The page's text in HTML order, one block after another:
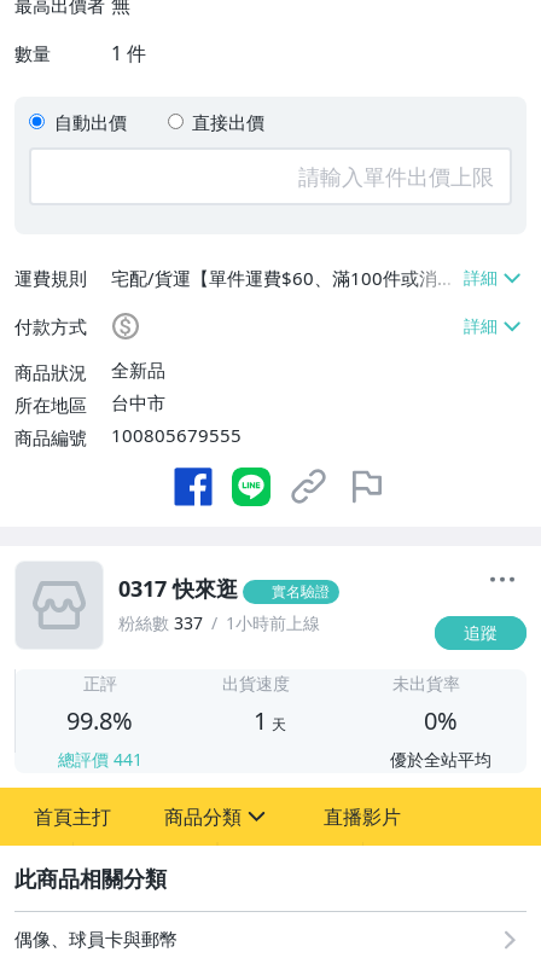
最高出價者
數量 1 件
自動出價 直接出價
運費規則
宅配/貨運【單件運費$60、滿100件或消費
滿$9999免運費】
付款方式
商品狀況
全新品
所在地區
台中市
商品編號
100805679555
0317 快來逛 實名驗證
粉絲數 337 1小時前上線 追蹤
正評
99.8%
總評價 441
出貨速度
1 天
未出貨率
0%
優於全站平均
首頁主打 商品分類
偶像、球員卡與郵幣
直播影片
偶像、球員卡與郵幣